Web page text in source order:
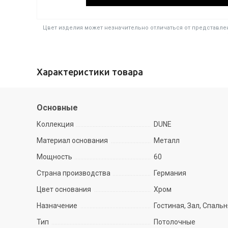
Цвет изделия может незначительно отличаться от
Характеристики товара
Основные
Коллекция
DUNE
Материал основания
Металл
Мощность
60
Страна производства
Германия
Цвет основания
Хром
Назначение
Гостиная, Зал,
Тип
Потолочные